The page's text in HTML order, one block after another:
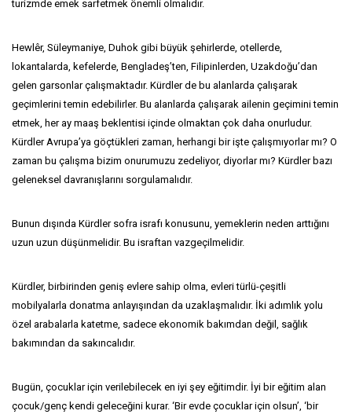
turizmde emek sarfetmek önemli olmalıdır.
Hewlêr, Süleymaniye, Duhok gibi büyük şehirlerde, otellerde,
lokantalarda, kefelerde, Bengladeş’ten, Filipinlerden, Uzakdoğu’dan
gelen garsonlar çalışmaktadır. Kürdler de bu alanlarda çalışarak
geçimlerini temin edebilirler. Bu alanlarda çalışarak ailenin geçimini temin
etmek, her ay maaş beklentisi içinde olmaktan çok daha onurludur.
Kürdler Avrupa’ya göçtükleri zaman, herhangi bir işte çalışmıyorlar mı? O
zaman bu çalışma bizim onurumuzu zedeliyor, diyorlar mı? Kürdler bazı
geleneksel davranışlarını sorgulamalıdır.
Bunun dışında Kürdler sofra israfı konusunu, yemeklerin neden arttığını
uzun uzun düşünmelidir. Bu israftan vazgeçilmelidir.
Kürdler, birbirinden geniş evlere sahip olma, evleri türlü-çeşitli
mobilyalarla donatma anlayışından da uzaklaşmalıdır. İki adımlık yolu
özel arabalarla katetme, sadece ekonomik bakımdan değil, sağlık
bakımından da sakıncalıdır.
Bugün, çocuklar için verilebilecek en iyi şey eğitimdir. İyi bir eğitim alan
çocuk/genç kendi geleceğini kurar. ‘Bir evde çocuklar için olsun’, ‘bir